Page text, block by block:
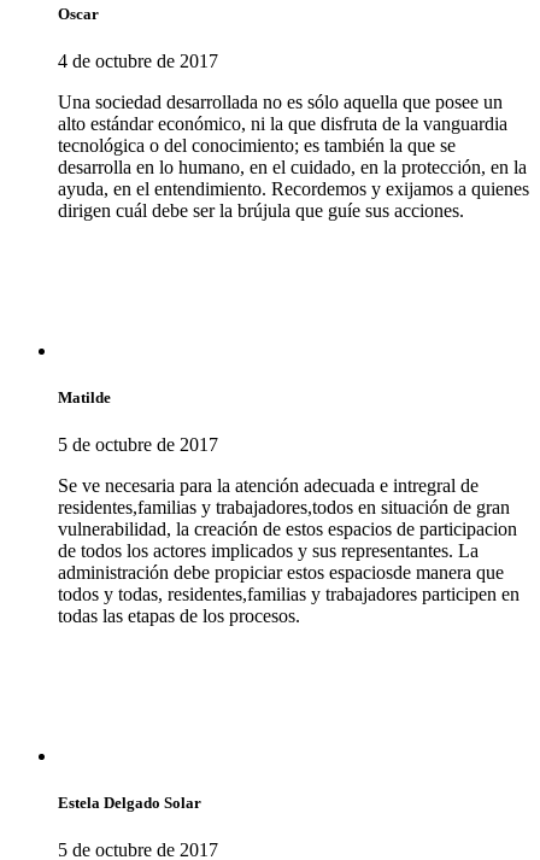
Oscar
4 de octubre de 2017
Una sociedad desarrollada no es sólo aquella que posee un
alto estándar económico, ni la que disfruta de la vanguardia
tecnológica o del conocimiento; es también la que se
desarrolla en lo humano, en el cuidado, en la protección, en la
ayuda, en el entendimiento. Recordemos y exijamos a quienes
dirigen cuál debe ser la brújula que guíe sus acciones.
Matilde
5 de octubre de 2017
Se ve necesaria para la atención adecuada e intregral de
residentes,familias y trabajadores,todos en situación de gran
vulnerabilidad, la creación de estos espacios de participacion
de todos los actores implicados y sus representantes. La
administración debe propiciar estos espaciosde manera que
todos y todas, residentes,familias y trabajadores participen en
todas las etapas de los procesos.
Estela Delgado Solar
5 de octubre de 2017